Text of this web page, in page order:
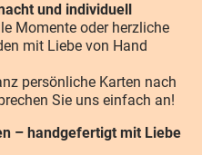
und individuell
Momente oder herzliche
mit Liebe von Hand
persönliche Karten nach
Sie uns einfach an!
– handgefertigt mit Liebe